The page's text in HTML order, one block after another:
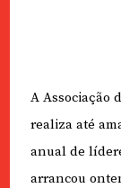
A Associação
realiza até
anual de
arrancou